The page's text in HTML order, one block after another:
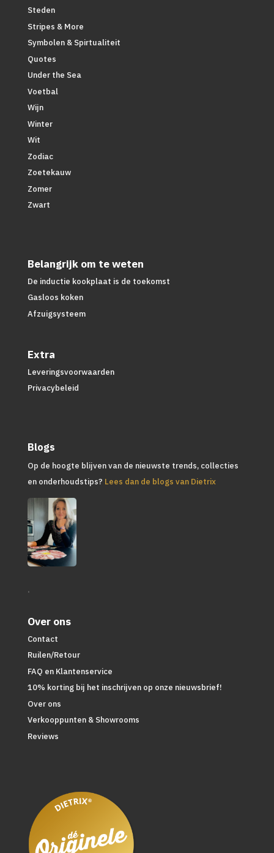
Steden
Stripes & More
Symbolen & Spirtualiteit
Quotes
Under the Sea
Voetbal
Wijn
Winter
Wit
Zodiac
Zoetekauw
Zomer
Zwart
Belangrijk om te weten
De inductie kookplaat is de toekomst
Gasloos koken
Afzuigsysteem
Extra
Leveringsvoorwaarden
Privacybeleid
Blogs
Op de hoogte blijven van de nieuwste trends, collecties
en onderhoudstips? Lees dan de blogs van Dietrix
.
Over ons
Contact
Ruilen/Retour
FAQ en Klantenservice
10% korting bij het inschrijven op onze nieuwsbrief!
Over ons
Verkooppunten & Showrooms
Reviews